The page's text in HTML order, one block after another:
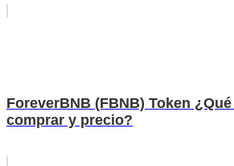
ForeverBNB (FBNB) Token
comprar y precio?